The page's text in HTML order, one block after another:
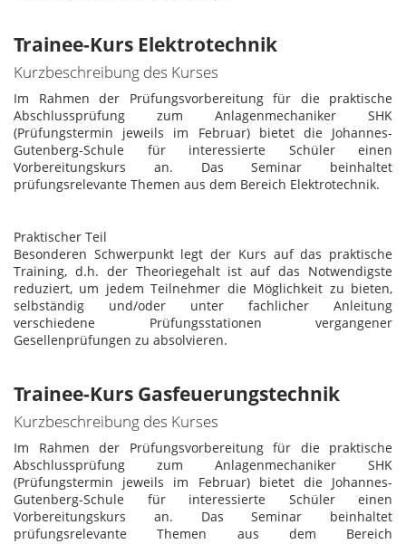
Trainee-Kurs Elektrotechnik
Kurzbeschreibung des Kurses
Im Rahmen der Prüfungsvorbereitung für die praktische
Abschlussprüfung zum Anlagenmechaniker SHK
(Prüfungstermin jeweils im Februar) bietet die Johannes-
Gutenberg-Schule für interessierte Schüler einen
Vorbereitungskurs an. Das Seminar beinhaltet
prüfungsrelevante Themen aus dem Bereich Elektrotechnik.
Praktischer Teil
Besonderen Schwerpunkt legt der Kurs auf das praktische
Training, d.h. der Theoriegehalt ist auf das Notwendigste
reduziert, um jedem Teilnehmer die Möglichkeit zu bieten,
selbständig und/oder unter fachlicher Anleitung
verschiedene Prüfungsstationen vergangener
Gesellenprüfungen zu absolvieren.
Trainee-Kurs Gasfeuerungstechnik
Kurzbeschreibung des Kurses
Im Rahmen der Prüfungsvorbereitung für die praktische
Abschlussprüfung zum Anlagenmechaniker SHK
(Prüfungstermin jeweils im Februar) bietet die Johannes-
Gutenberg-Schule für interessierte Schüler einen
Vorbereitungskurs an. Das Seminar beinhaltet
prüfungsrelevante Themen aus dem Bereich